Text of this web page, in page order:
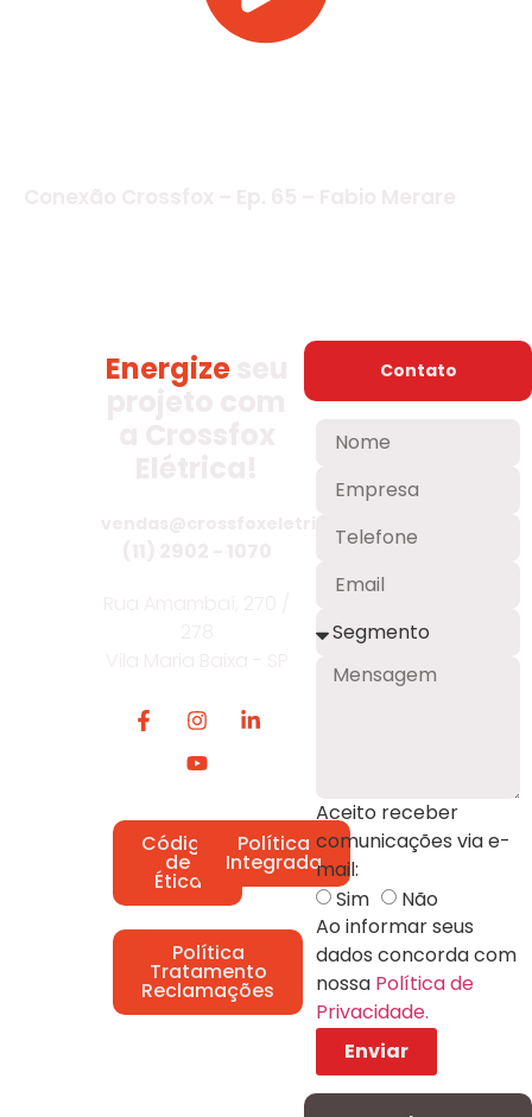
Energizeseu
vendas@crossfoxeletrica.com.br
Código
de
Ética
Política
Integrada
Política
Tratamento
Reclamações
Contato
Aceito receber
comunicações via e-
mail:
Sim
Não
Ao informar seus
dados concorda com
nossa Política de
Privacidade.
Enviar